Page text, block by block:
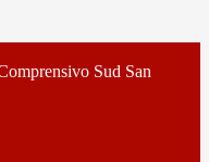
Sud San